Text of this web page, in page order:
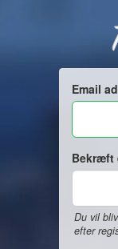
Email
Bekræft
Du vil
efter